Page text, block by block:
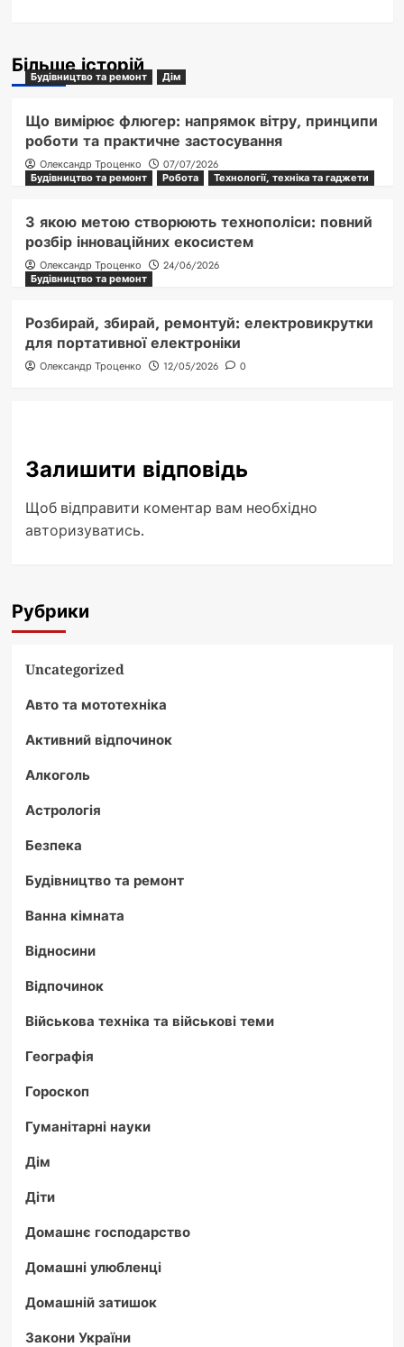
Більше історій
Будівництво та ремонт Дім
Що вимірює флюгер: напрямок вітру, принципи
роботи та практичне застосування
Олександр Троценко
07/07/2026
Будівництво та ремонт
Робота Технології, техніка та гаджети
З якою метою створюють технополіси: повний
розбір інноваційних екосистем
Олександр Троценко
24/06/2026
Будівництво та ремонт
Розбирай, збирай, ремонтуй: електровикрутки
для портативної електроніки
Олександр Троценко 12/05/2026 0
Залишити відповідь
Щоб відправити коментар вам необхідно
авторизуватись.
Рубрики
Uncategorized
Авто та мототехніка
Активний відпочинок
Алкоголь
Астрологія
Безпека
Будівництво та ремонт
Ванна кімната
Відносини
Відпочинок
Військова техніка та військові теми
Географія
Гороскоп
Гуманітарні науки
Дім
Діти
Домашнє господарство
Домашні улюбленці
Домашній затишок
Закони України